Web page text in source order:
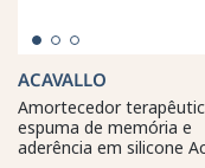
ACAVALLO
Amortecedor
espuma de memória e
aderência em silicone